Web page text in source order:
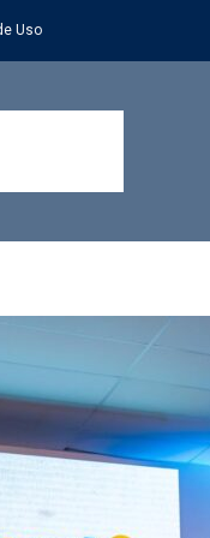
Uso